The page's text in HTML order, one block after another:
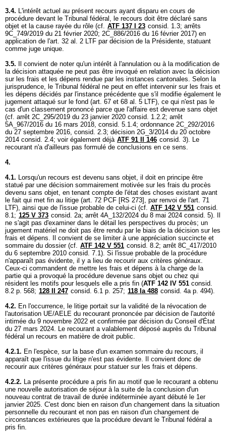
3.4. L'intérêt actuel au présent recours ayant disparu en cours de
procédure devant le Tribunal fédéral, le recours doit être déclaré sans
objet et la cause rayée du rôle (cf. ATF 137 I 23 consid. 1.3; arrêts
9C_749/2019 du 21 février 2020; 2C_886/2016 du 16 février 2017) en
application de l'art. 32 al. 2 LTF par décision de la Présidente, statuant
comme juge unique.
3.5. Il convient de noter qu'un intérêt à l'annulation ou à la modification de
la décision attaquée ne peut pas être invoqué en relation avec la décision
sur les frais et les dépens rendue par les instances cantonales. Selon la
jurisprudence, le Tribunal fédéral ne peut en effet intervenir sur les frais et
les dépens décidés par l'instance précédente que s'il modifie également le
jugement attaqué sur le fond (art. 67 et 68 al. 5 LTF), ce qui n'est pas le
cas d'un classement prononcé parce que l'affaire est devenue sans objet
(cf. arrêt 2C_295/2019 du 23 janvier 2020 consid. 1.2.2; arrêt
5A_967/2016 du 16 mars 2018, consid. 5.1.4; ordonnance 2C_292/2016
du 27 septembre 2016, consid. 2.3; décision 2G_3/2014 du 20 octobre
2014 consid. 2.4; voir également déjà ATF 91 II 146 consid. 3). Le
recourant n'a d'ailleurs pas formulé de conclusions en ce sens.
4.
4.1. Lorsqu'un recours est devenu sans objet, il doit en principe être
statué par une décision sommairement motivée sur les frais du procès
devenu sans objet, en tenant compte de l'état des choses existant avant
le fait qui met fin au litige (art. 72 PCF [RS 273], par renvoi de l'art. 71
LTF), ainsi que de l'issue probable de celui-ci (cf. ATF 142 V 551 consid.
8.1; 125 V 373 consid. 2a; arrêt 4A_132/2024 du 8 mai 2024 consid. 5). Il
ne s'agit pas d'examiner dans le détail les perspectives du procès; un
jugement matériel ne doit pas être rendu par le biais de la décision sur les
frais et dépens. Il convient de se limiter à une appréciation succincte et
sommaire du dossier (cf. ATF 142 V 551 consid. 8.2; arrêt 8C_417/2010
du 6 septembre 2010 consid. 7.1). Si l'issue probable de la procédure
n'apparaît pas évidente, il y a lieu de recourir aux critères généraux.
Ceux-ci commandent de mettre les frais et dépens à la charge de la
partie qui a provoqué la procédure devenue sans objet ou chez qui
résident les motifs pour lesquels elle a pris fin (ATF 142 IV 551 consid.
8.2 p. 568; 128 II 247 consid. 6.1 p. 257; 118 Ia 488 consid. 4a p. 494).
4.2. En l'occurrence, le litige portait sur la validité de la révocation de
l'autorisation UE/AELE du recourant prononcée par décision de l'autorité
intimée du 9 novembre 2022 et confirmée par décision du Conseil d'État
du 27 mars 2024. Le recourant a valablement déposé auprès du Tribunal
fédéral un recours en matière de droit public.
4.2.1. En l'espèce, sur la base d'un examen sommaire du recours, il
apparaît que l'issue du litige n'est pas évidente. Il convient donc de
recourir aux critères généraux pour statuer sur les frais et dépens.
4.2.2. La présente procédure a pris fin au motif que le recourant a obtenu
une nouvelle autorisation de séjour à la suite de la conclusion d'un
nouveau contrat de travail de durée indéterminée ayant débuté le 1er
janvier 2025. C'est donc bien en raison d'un changement dans la situation
personnelle du recourant et non pas en raison d'un changement de
circonstances extérieures que la procédure devant le Tribunal fédéral a
pris fin.